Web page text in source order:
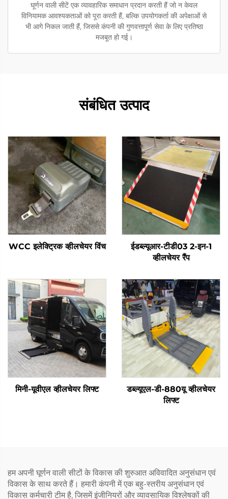
घूर्णन वाली सीटें एक व्यावहारिक समाधान प्रदान करती हैं जो न केवल
विनियामक आवश्यकताओं को पूरा करती हैं, बल्कि उपयोगकर्ता की अपेक्षाओं से
भी आगे निकल जाती हैं, जिससे कंपनी की गुणवत्तापूर्ण सेवा के लिए प्रतिष्ठा
मजबूत हो गई।
संबंधित उत्पाद
WCC इलेक्ट्रिक व्हीलचेयर विंच
ईडब्ल्यूआर-टीडी03 2-इन-1
व्हीलचेयर रैंप
मिनी-यूवीएल व्हीलचेयर लिफ्ट
डब्ल्यूएल-डी-880यू व्हीलचेयर
लिफ्ट
हम अपनी घूर्णन वाली सीटों के विकास की शुरुआत अविवादित अनुसंधान एवं
विकास के साथ करते हैं। हमारी कंपनी में एक बहु-स्तरीय अनुसंधान एवं
विकास कर्मचारी टीम है, जिसमें इंजीनियरों और व्यावसायिक विश्लेषकों की